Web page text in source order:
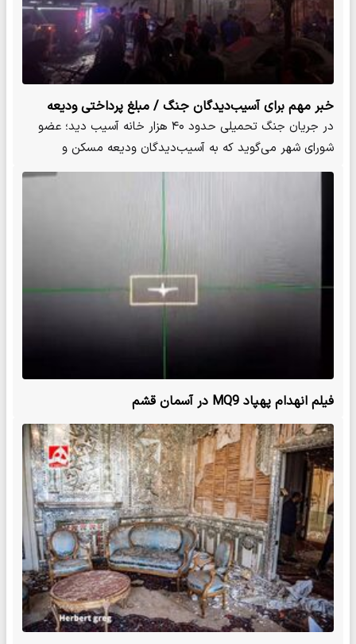
خبر مهم برای آسیب‌دیدگان جنگ / مبلغ پرداختی ودیعه
مسکن برای افراد آسیب‌دیده از جنگ مشخص شد
در جریان جنگ تحمیلی حدود ۴۰ هزار خانه آسیب دید؛ عضو
شورای شهر می‌گوید که به آسیب‌دیدگان ودیعه مسکن و
اجاره‌بها پرداخت م…
فیلم انهدام پهپاد MQ9 در آسمان قشم